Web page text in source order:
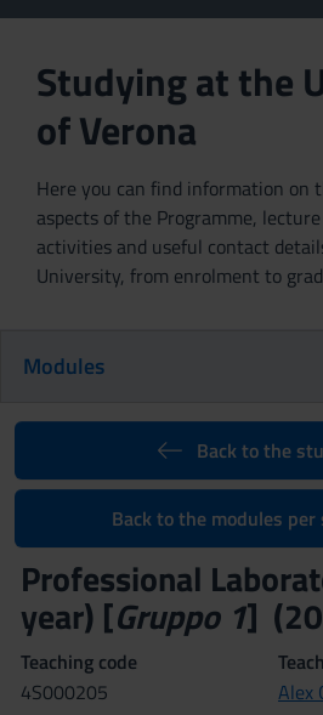
Studying at the
of Verona
Here you can find information on
aspects of the Programme,
activities and useful contact
University, from enrolment to
Modules
Back to the
Back to the modules
Professional
year) [Gruppo 1]
Teaching code
4S000205
Alex